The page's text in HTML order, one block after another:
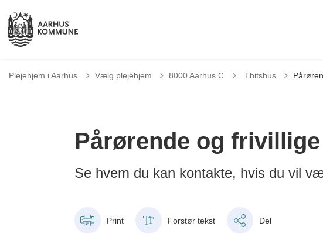
Plejehjem i Aarhus Vælg plejehjem 8000 Aarhus C Tilbage til
Thitshus
Pårørende og frivillige
Se hvem du kan kontakte, hvis du vil
Print Forstør tekst Del